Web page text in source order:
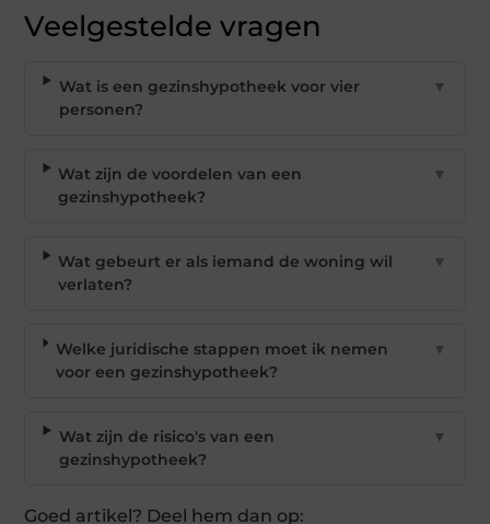
Veelgestelde vragen
Wat is een gezinshypotheek voor vier
personen?
▼
Wat zijn de voordelen van een
gezinshypotheek?
▼
Wat gebeurt er als iemand de woning wil
verlaten?
▼
Welke juridische stappen moet ik nemen
voor een gezinshypotheek?
▼
Wat zijn de risico's van een
gezinshypotheek?
▼
Goed artikel? Deel hem dan op: